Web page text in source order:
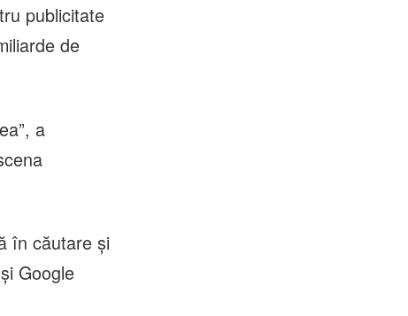
publicitate
de
a
în căutare şi
Google